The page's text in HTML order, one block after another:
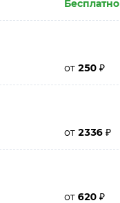
Бесплатно
от 250 ₽
от 2336 ₽
от 620 ₽